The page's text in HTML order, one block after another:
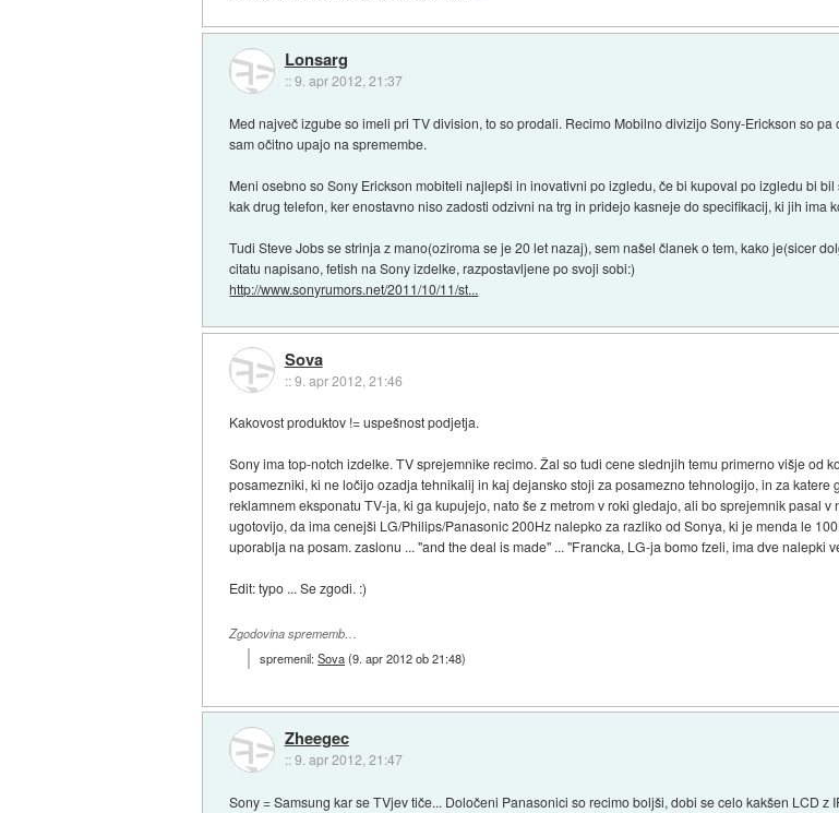
Lonsarg
::9. apr 2012, 21:37
Med največ izgube so imeli pri TV division, to so prodali. Recimo Mobilno divizijo Sony-Erickson so
sam očitno upajo na spremembe.
Meni osebno so Sony Erickson mobiteli najlepši in inovativni po izgledu, če bi kupoval po izgledu bi
kak drug telefon, ker enostavno niso zadosti odzivni na trg in pridejo kasneje do specifikacij, ki jih ima
Tudi Steve Jobs se strinja z mano(oziroma se je 20 let nazaj), sem našel članek o tem, kako je(sicer
citatu napisano, fetish na Sony izdelke, razpostavljene po svoji sobi:)
http://www.sonyrumors.net/2011/10/11/st...
Sova
::9. apr 2012, 21:46
Kakovost produktov != uspešnost podjetja.
Sony ima top-notch izdelke. TV sprejemnike recimo. Žal so tudi cene slednjih temu primerno višje od
posamezniki, ki ne ločijo ozadja tehnikalij in kaj dejansko stoji za posamezno tehnologijo, in za
reklamnem eksponatu TV-ja, ki ga kupujejo, nato še z metrom v roki gledajo, ali bo sprejemnik pasal
ugotovijo, da ima cenejši LG/Philips/Panasonic 200Hz nalepko za razliko od Sonya, ki je menda le
uporablja na posam. zaslonu ... "and the deal is made" ... "Francka, LG-ja bomo fzeli, ima dve nalepki
Edit: typo ... Se zgodi. :)
Zgodovina sprememb…
spremenil:Sova(9. apr 2012 ob 21:48)
Zheegec
::9. apr 2012, 21:47
Sony = Samsung kar se TVjev tiče... Določeni Panasonici so recimo boljši, dobi se celo kakšen LCD z